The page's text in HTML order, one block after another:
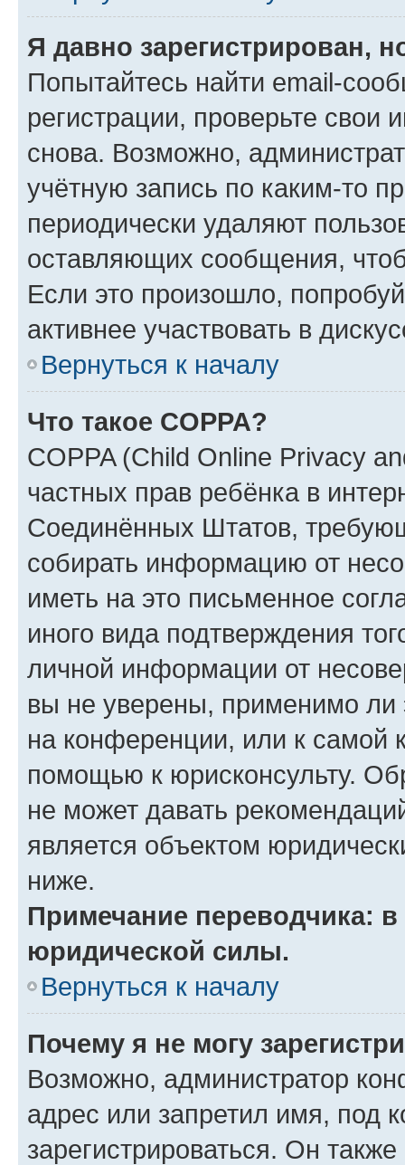
Я давно зарегистрирован,
Попытайтесь найти email-
регистрации, проверьте свои
снова. Возможно,
учётную запись по каким-то
периодически удаляют
оставляющих сообщения,
Если это произошло,
активнее участвовать в
Вернуться к началу
Что такое COPPA?
COPPA (Child Online Privacy
частных прав ребёнка в
Соединённых Штатов,
собирать информацию от
иметь на это письменное
иного вида подтверждения
личной информации от
вы не уверены, применимо ли
на конференции, или к самой
помощью к юрисконсульту.
не может давать
является объектом
ниже.
Примечание переводчика:
юридической силы.
Вернуться к началу
Почему я не могу
Возможно, администратор
адрес или запретил имя, под
зарегистрироваться. Он